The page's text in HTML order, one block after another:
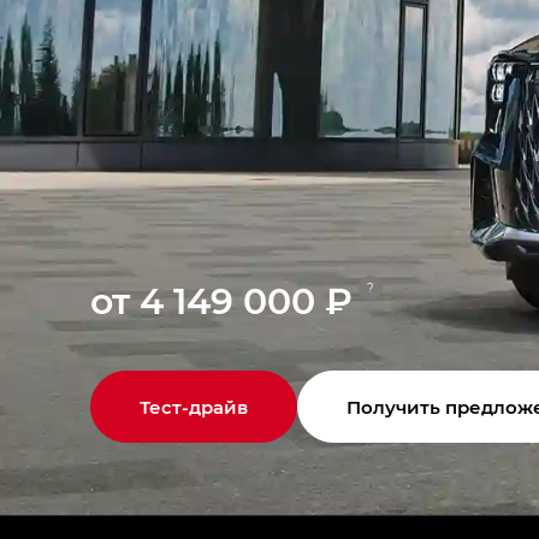
от 4 149 000 ₽ ?
Тест-драйв Получить